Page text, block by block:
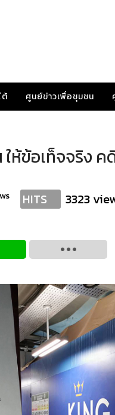
ต้ ศูนย์ข่าวเพื่อชุมชน
ให้ข้อเท็จจริ
HITS 3323